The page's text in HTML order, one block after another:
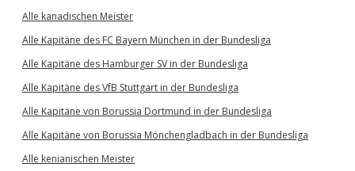
Alle kanadischen Meister
Alle Kapitäne des FC Bayern München in der Bundesliga
Alle Kapitäne des Hamburger SV in der Bundesliga
Alle Kapitäne des VfB Stuttgart in der Bundesliga
Alle Kapitäne von Borussia Dortmund in der Bundesliga
Alle Kapitäne von Borussia Mönchengladbach in der Bundesliga
Alle kenianischen Meister